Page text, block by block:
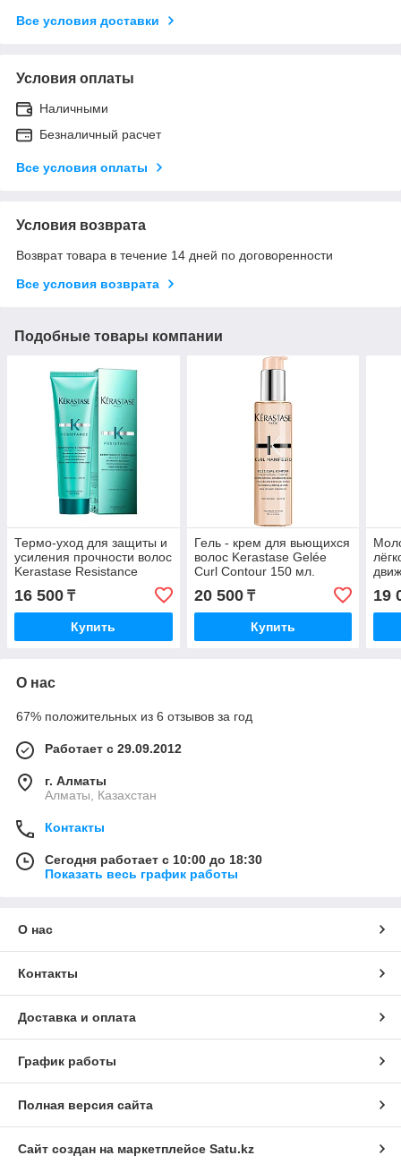
Все условия доставки
Условия оплаты
Наличными
Безналичный расчет
Все условия оплаты
Условия возврата
Возврат товара в течение 14 дней по договоренности
Все условия возврата
Подобные товары компании
Термо-уход для защиты и
усиления прочности волос
Kerastase Resistance
Extentioniste Thermique
150 мл.
16 500 ₸
Купить
Гель - крем для вьющихся
волос Kerastase Gelée
Curl Contour 150 мл.
20 500₸
Купить
19
О нас
67% положительных из 6 отзывов за год
Работает с 29.09.2012
г. Алматы
Алматы, Казахстан
Контакты
Сегодня работает с 10:00 до 18:30
Показать весь график работы
О нас
Контакты
Доставка и оплата
График работы
Полная версия сайта
Сайт создан на маркетплейсе Satu.kz